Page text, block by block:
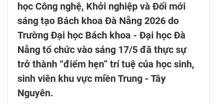
học Công nghệ, Khởi nghiệp và Đổi mới
sáng tạo Bách khoa Đà Nẵng 2026 do
Trường Đại học Bách khoa - Đại học Đà
Nẵng tổ chức vào sáng 17/5 đã thực sự
trở thành “điểm hẹn” trí tuệ của học sinh,
sinh viên khu vực miền Trung - Tây
Nguyên.